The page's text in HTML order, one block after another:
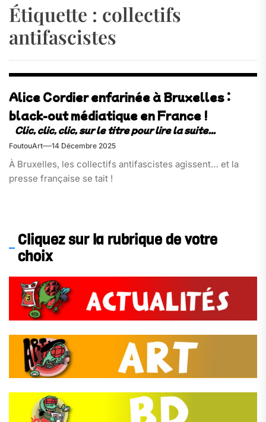
Étiquette : collectifs
antifascistes
Alice Cordier enfarinée à Bruxelles :
black-out médiatique en France !
FoutouArt 14 Décembre 2025
À Bruxelles, les collectifs antifascistes agissent… et la
presse française se tait !
Cliquez sur la rubrique de votre
choix